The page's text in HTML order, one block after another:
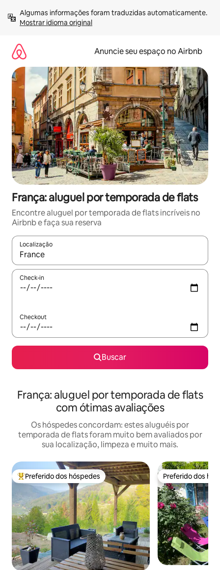
para
Mostrar idioma original
Anuncie seu espaço no Airbnb
França: aluguel por temporada de flats
Encontre aluguel por temporada de flats incríveis no
Airbnb e faça sua reserva
Localização
Quando os resultados estiverem disponíveis, explore-os
Check-in
Checkout
Buscar
França: aluguel por temporada de flats
com ótimas avaliações
Os hóspedes concordam: estes aluguéis por
temporada de flats foram muito bem avaliados por
sua localização, limpeza e muito mais.
Entre os melhores preferidos dos hóspedes
Preferido dos hóspedes Preferido dos
Preferido dos